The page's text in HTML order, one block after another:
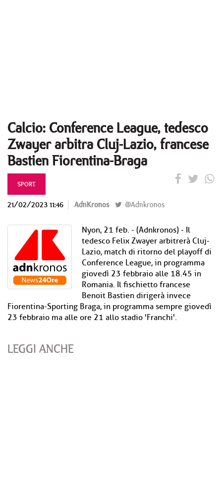
Calcio: Conference League, tedesco
Zwayer arbitra Cluj-Lazio, francese
Bastien Fiorentina-Braga
SPORT
21/02/2023 11:46 AdnKronos @Adnkronos
Nyon, 21 feb. - (Adnkronos) - Il
tedesco Felix Zwayer arbitrerà Cluj-
Lazio, match di ritorno del playoff di
Conference League, in programma
giovedì 23 febbraio alle 18.45 in
Romania. Il fischietto francese
Benoit Bastien dirigerà invece
Fiorentina-Sporting Braga, in programma sempre giovedì
23 febbraio ma alle ore 21 allo stadio 'Franchi'.
LEGGI ANCHE